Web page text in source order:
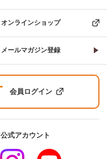
オンラインショップ
メールマガジン登録
会員ログイン
式アカウント